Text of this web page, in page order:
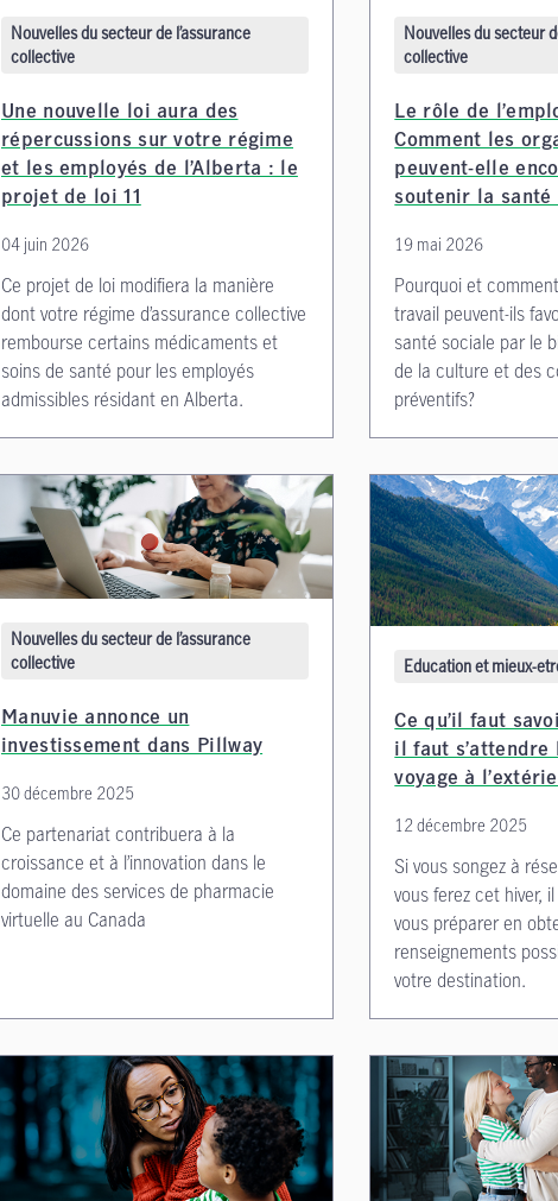
Nouvelles du secteur de l’assurance
collective
Une nouvelle loi aura des
répercussions sur votre régime
et les employés de l’Alberta : le
projet de loi 11
04 juin 2026
Ce projet de loi modifiera la manière
dont votre régime d’assurance collective
rembourse certains médicaments et
soins de santé pour les employés
admissibles résidant en Alberta.
Nouvelles du secteur
collective
Le rôle de
Comment les
peuvent-elle
soutenir la santé
19 mai 2026
Pourquoi et
travail peuvent-ils
santé sociale par le
de la culture et des
préventifs?
Nouvelles du secteur de l’assurance
collective
Manuvie annonce un
investissement dans Pillway
30 décembre 2025
Ce partenariat contribuera à la
croissance et à l’innovation dans le
domaine des services de pharmacie
virtuelle au Canada
Education et mieux-
Ce qu’il faut
il faut s’attendre
voyage à
12 décembre 2025
Si vous songez à
vous ferez cet hiver,
vous préparer en
renseignements
votre destination.